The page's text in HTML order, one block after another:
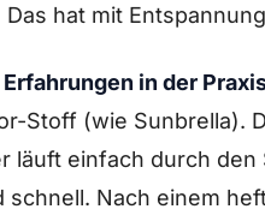
hat mit
in der
Stoff (wie Sunbrella).
läuft einfach durch
schnell. Nach einem